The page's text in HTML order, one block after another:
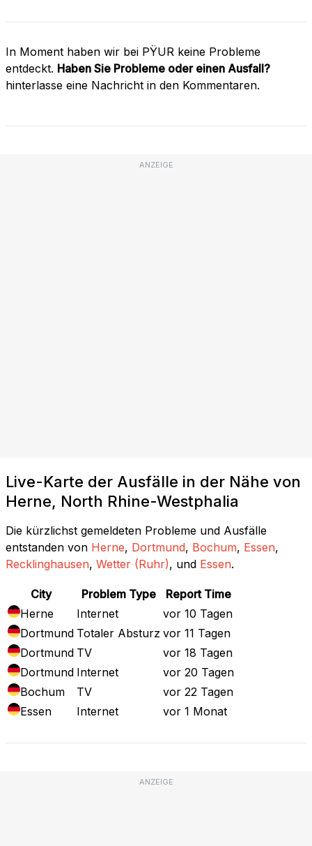
In Moment haben wir bei PŸUR keine Probleme
entdeckt. Haben Sie Probleme oder einen Ausfall?
hinterlasse eine Nachricht in den Kommentaren.
ANZEIGE
Live-Karte der Ausfälle in der Nähe von
Herne, North Rhine-Westphalia
Die kürzlichst gemeldeten Probleme und Ausfälle
entstanden von Herne, Dortmund, Bochum, Essen,
Recklinghausen, Wetter (Ruhr), und Essen.
City Problem Type
Report Time
Herne
Internet
vor 10 Tagen
Dortmund Totaler Absturz vor 11 Tagen
Dortmund TV
vor 18 Tagen
Dortmund Internet
vor 20 Tagen
Bochum
TV
vor 22 Tagen
Essen
Internet vor 1 Monat
ANZEIGE